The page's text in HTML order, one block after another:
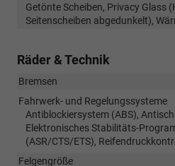
Getönte Scheiben, Privacy Glass
Seitenscheiben abgedunkelt),
Räder & Technik
Bremsen
Fahrwerk- und Regelungssysteme
Antiblockiersystem (ABS),
Elektronisches Stabilitäts-
(ASR/CTS/ETS),
Felgengröße